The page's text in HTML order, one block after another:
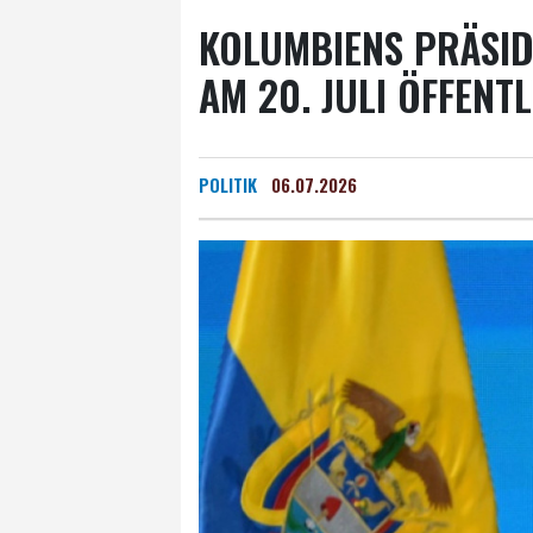
KOLUMBIENS
AM 20. JULI
POLITIK 06.07.2026